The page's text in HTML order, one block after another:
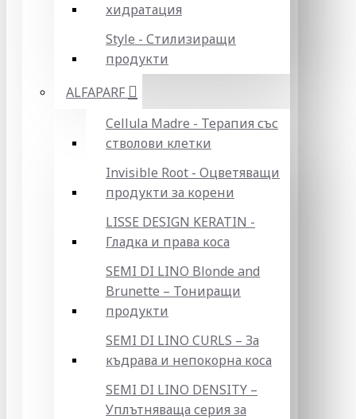
хидратация
Style - Стилизиращи
продукти
ALFAPARF
Cellula Madre - Терапия със
стволови клетки
Invisible Root - Оцветяващи
продукти за корени
LISSE DESIGN KERATIN -
Гладка и права коса
SEMI DI LINO Blonde and
Brunette – Тониращи
продукти
SEMI DI LINO CURLS – За
къдрава и непокорна коса
SEMI DI LINO DENSITY –
Уплътняваща серия за